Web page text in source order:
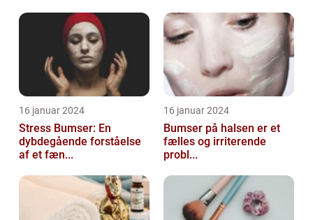
16 januar 2024
Stress Bumser: En
dybdegående forståelse
af et fæn...
16 januar 2024
Bumser på halsen er et
fælles og irriterende
probl...